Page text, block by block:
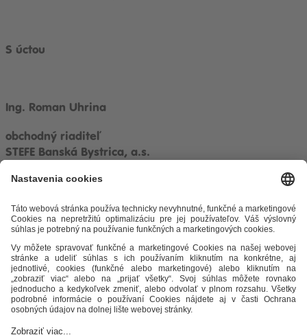
S úctou
Ing. Roman Uhrina
obchodný riaditeľ
STEFE Banská Bystrica, a.s.
Ostatné zaujímavosti
Odkazy
Alternatívne riešenie sporov Práva a povinnosti odberateľov
Ochrana osobných údajov Cenník zemný plyn Časopis Teplo v
meste Impresum Etický kódex Podmienky a ustanovenia Mapa
stránky